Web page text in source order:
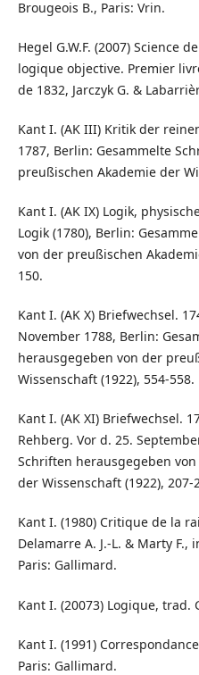
Brougeois B., Paris: Vrin.
Hegel G.W.F. (2007) Science
logique objective. Premier
de 1832, Jarczyk G. &
Kant I. (AK III) Kritik der
1787, Berlin: Gesammelte
preußischen Akademie der
Kant I. (AK IX) Logik,
Logik (1780), Berlin:
von der preußischen
150.
Kant I. (AK X) Briefwechsel.
November 1788, Berlin:
herausgegeben von der
Wissenschaft (1922), 554-558.
Kant I. (AK XI) Briefwechsel.
Rehberg. Vor d. 25.
Schriften herausgegeben
der Wissenschaft (1922), 207-
Kant I. (1980) Critique de la
Delamarre A. J.-L. & Marty
Paris: Gallimard.
Kant I. (20073) Logique, trad.
Kant I. (1991)
Paris: Gallimard.